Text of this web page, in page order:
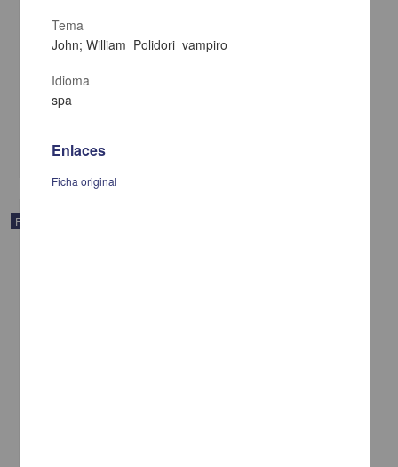
Carta de Vicente G. Muñoz a Francisco I. Madero ofreciéndole sus
servicios
[sin fecha]
Publicación
Tema
John; William_Polidori_vampiro
Idioma
spa
Enlaces
Ficha original